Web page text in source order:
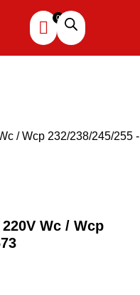
Wc / Wcp